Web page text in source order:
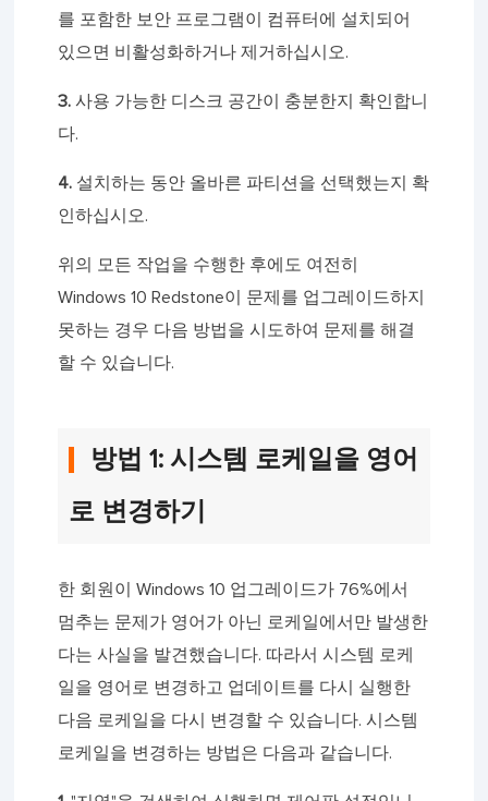
를 포함한 보안 프로그램이 컴퓨터에 설치되어
있으면 비활성화하거나 제거하십시오.
3. 사용 가능한 디스크 공간이 충분한지 확인합니
다.
4. 설치하는 동안 올바른 파티션을 선택했는지 확
인하십시오.
위의 모든 작업을 수행한 후에도 여전히
Windows 10 Redstone이 문제를 업그레이드하지
못하는 경우 다음 방법을 시도하여 문제를 해결
할 수 있습니다.
방법 1: 시스템 로케일을 영어
로 변경하기
한 회원이 Windows 10 업그레이드가 76%에서
멈추는 문제가 영어가 아닌 로케일에서만 발생한
다는 사실을 발견했습니다. 따라서 시스템 로케
일을 영어로 변경하고 업데이트를 다시 실행한
다음 로케일을 다시 변경할 수 있습니다. 시스템
로케일을 변경하는 방법은 다음과 같습니다.